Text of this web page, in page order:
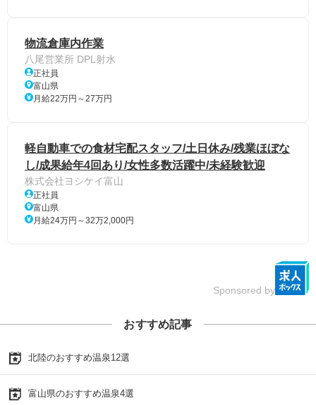
物流倉庫内作業
八尾営業所 DPL射水
正社員
富山県
月給22万円～27万円
軽自動車での食材宅配スタッフ/土日休み/残業ほぼな
し/成果給年4回あり/女性多数活躍中/未経験歓迎
株式会社ヨシケイ富山
正社員
富山県
月給24万円～32万2,000円
Sponsored by
おすすめ記事
北陸のおすすめ温泉12選
富山県のおすすめ温泉4選